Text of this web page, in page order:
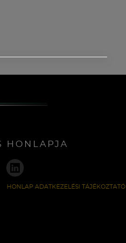
HONLAPJA
HONLAP ADATKEZELÉSI TÁJÉKOZTATÓ